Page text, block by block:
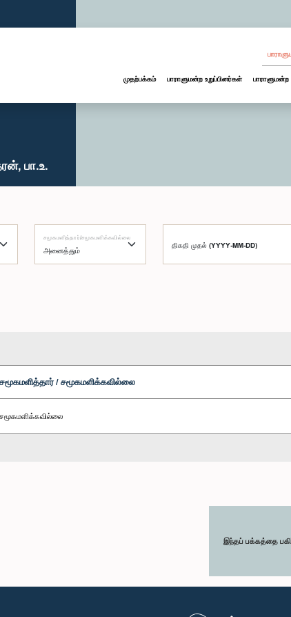
முதற்பக்கம் பாராளுமன்ற உறுப்பினர்கள்
பா.உ.
சமூகமளித்தார்/சமூகமளிக்கவில்லை
திகதி முதல் (YYYY-MM-DD)
சமூகமளித்தார் / சமூகமளிக்கவில்லை
சமூகமளிக்கவில்லை
இந்தப் பக்கத்தை